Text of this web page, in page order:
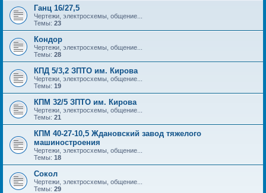
Ганц 16/27,5
Чертежи, электросхемы, общение...
Темы: 23
Кондор
Чертежи, электросхемы, общение...
Темы: 28
КПД 5/3,2 ЗПТО им. Кирова
Чертежи, электросхемы, общение...
Темы: 19
КПМ 32/5 ЗПТО им. Кирова
Чертежи, электросхемы, общение...
Темы: 21
КПМ 40-27-10,5 Ждановский завод тяжелого
машиностроения
Чертежи, электросхемы, общение...
Темы: 18
Сокол
Чертежи, электросхемы, общение...
Темы: 29